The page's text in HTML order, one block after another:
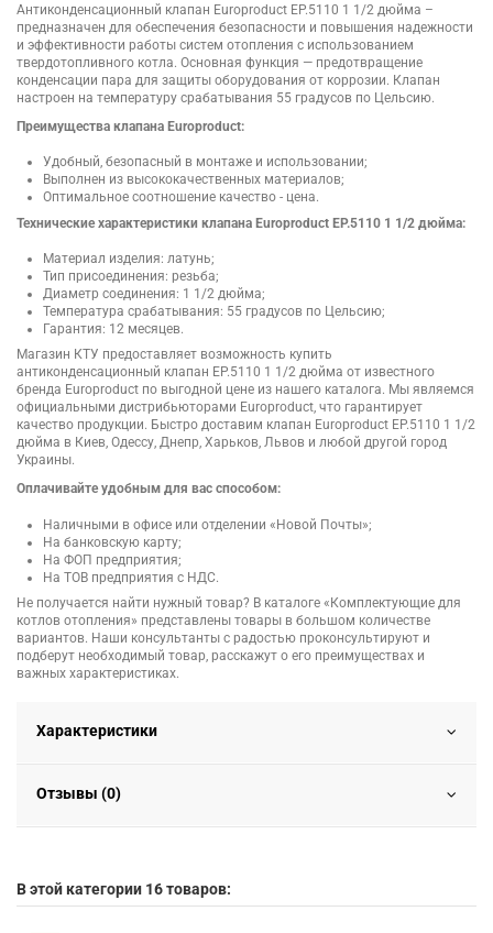
Антиконденсационный клапан Europroduct EP.5110 1 1/2 дюйма –
предназначен для обеспечения безопасности и повышения надежности
и эффективности работы систем отопления с использованием
твердотопливного котла. Основная функция — предотвращение
конденсации пара для защиты оборудования от коррозии. Клапан
настроен на температуру срабатывания 55 градусов по Цельсию.
Преимущества клапана Europroduct:
Удобный, безопасный в монтаже и использовании;
Выполнен из высококачественных материалов;
Оптимальное соотношение качество - цена.
Технические характеристики клапана Europroduct EP.5110 1 1/2 дюйма:
Материал изделия: латунь;
Тип присоединения: резьба;
Диаметр соединения: 1 1/2 дюйма;
Температура срабатывания: 55 градусов по Цельсию;
Гарантия: 12 месяцев.
Магазин КТУ предоставляет возможность купить
антиконденсационный клапан EP.5110 1 1/2 дюйма от известного
бренда Europroduct по выгодной цене из нашего каталога. Мы являемся
официальными дистрибьюторами Europroduct, что гарантирует
качество продукции. Быстро доставим клапан Europroduct EP.5110 1 1/2
дюйма в Киев, Одессу, Днепр, Харьков, Львов и любой другой город
Украины.
Оплачивайте удобным для вас способом:
Наличными в офисе или отделении «Новой Почты»;
На банковскую карту;
На ФОП предприятия;
На ТОВ предприятия с НДС.
Не получается найти нужный товар? В каталоге «Комплектующие для
котлов отопления» представлены товары в большом количестве
вариантов. Наши консультанты с радостью проконсультируют и
подберут необходимый товар, расскажут о его преимуществах и
важных характеристиках.
Характеристики
Отзывы (0)
В этой категории 16 товаров: